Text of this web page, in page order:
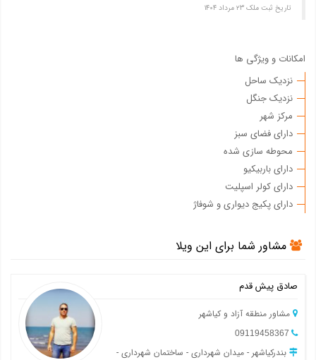
تاریخ ثبت ملک ۲۳ مرداد ۱۴۰۴
امکانات و ویژگی ها
نزدیک ساحل
نزدیک جنگل
مرکز شهر
دارای فضای سبز
محوطه سازی شده
دارای باربیکیو
دارای کولر اسپلیت
دارای پکیج دیواری و شوفاژ
مشاور شما برای این ویلا
صادق پیش قدم
مشاور منطقه آزاد و کیاشهر
بندرکیاشهر - میدان شهرداری - ساختمان شهرداری -